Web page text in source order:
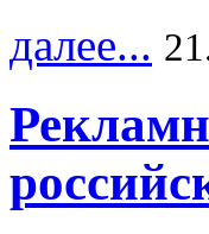
далее...